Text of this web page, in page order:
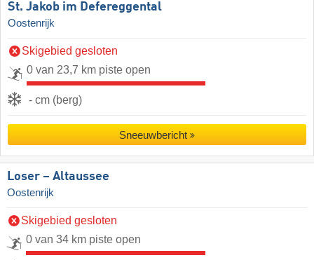
St. Jakob im Defereggental
Oostenrijk
Skigebied gesloten
0 van 23,7 km piste open
- cm (berg)
Sneeuwbericht
Loser – Altaussee
Oostenrijk
Skigebied gesloten
0 van 34 km piste open